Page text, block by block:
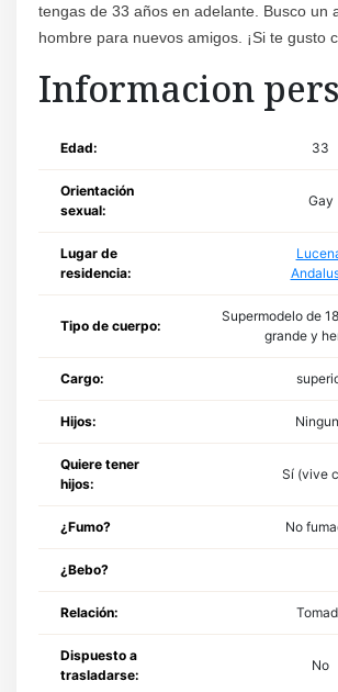
tengas de 33 años en adelante. Busco un
hombre para nuevos amigos. ¡Si te gusto
Informacion
Edad: 33
Orientación
sexual:
Gay
Lugar de
residencia:
Tipo de cuerpo:
Supermodelo de
grande y
Cargo:
Hijos:
Quiere tener
hijos:
Sí (vive
¿Fumo? No
¿Bebo?
Relación:
Dispuesto a
trasladarse:
No